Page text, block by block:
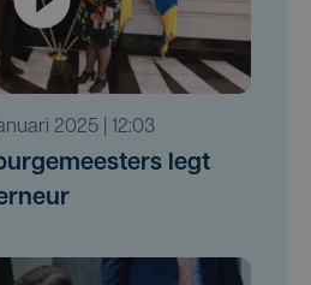
januari 2025 | 12:03
legt